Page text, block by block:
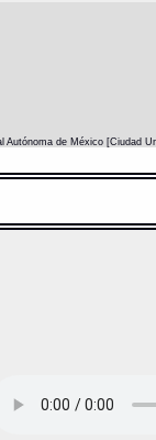
de México [Ciudad